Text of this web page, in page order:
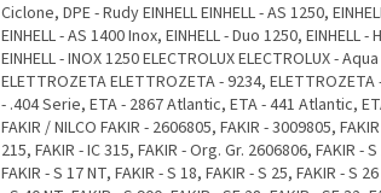
Ciclone, DPE - Rudy EINHELL EINHELL - AS 1250,
EINHELL - AS 1400 Inox, EINHELL - Duo 1250, EINHELL
EINHELL - INOX 1250 ELECTROLUX ELECTROLUX -
ELETTROZETA ELETTROZETA - 9234,
- .404 Serie, ETA - 2867 Atlantic, ETA - 441 Atlantic,
FAKIR / NILCO FAKIR - 2606805, FAKIR - 3009805,
215, FAKIR - IC 315, FAKIR - Org. Gr. 2606806, FAKIR -
FAKIR - S 17 NT, FAKIR - S 18, FAKIR - S 25, FAKIR - S